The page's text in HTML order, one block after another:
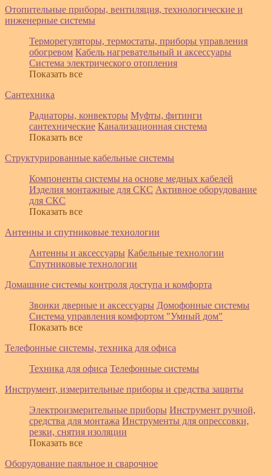
Отопительные приборы, вентиляция, технологические и
инженерные системы
Терморегуляторы, термостаты, приборы управления
обогревом Кабель нагревательный и аксессуары
Система электрического отопления
Показать все
Сантехника
Радиаторы, конвекторы Муфты, фитинги
сантехнические Канализационная система
Показать все
Структурированные кабельные системы
Компоненты системы на основе медных кабелей
Изделия монтажные для СКС Активное оборудование
для СКС
Показать все
Антенны и спутниковые технологии
Антенны и аксессуары Кабельные технологии
Спутниковые технологии
Домашние системы контроля доступа и комфорта
Звонки дверные и аксессуары Домофонные системы
Система управления комфортом "Умный дом"
Показать все
Телефонные системы, техника для офиса
Техника для офиса Телефонные системы
Инструмент, измерительные приборы и средства защиты
Электроизмерительные приборы Инструмент ручной,
средства для монтажа Инструменты для опрессовки,
резки, снятия изоляции
Показать все
Оборудование паяльное и сварочное